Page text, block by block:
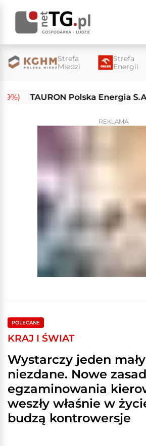
Strefa
Miedzi
Strefa
Energii
TAURON Polska Energia S.A.
REKLAMA
POLECANE
KRAJ I ŚWIAT
Wystarczy jeden
niezdane. Nowe
egzaminowania
weszły właśnie w
budzą kontrowersje